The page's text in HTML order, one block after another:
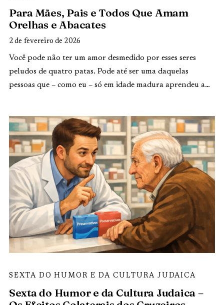
Para Mães, Pais e Todos Que Amam
Orelhas e Abacates
2 de fevereiro de 2026
Você pode não ter um amor desmedido por esses seres
peludos de quatro patas. Pode até ser uma daquelas
pessoas que – como eu – só em idade madura aprendeu a…
SEXTA DO HUMOR E DA CULTURA JUDAICA
Sexta do Humor e da Cultura Judaica –